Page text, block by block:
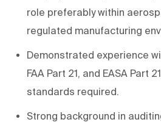
role preferably within
regulated manufacturing
Demonstrated experience
FAA Part 21, and EASA Part
standards required.
Strong background in